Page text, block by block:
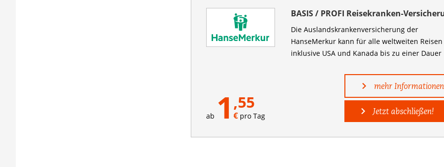
BASIS / PROFI Reisekranken-
Die Auslandskranken­versicherung der
HanseMerkur kann für alle weltweiten Reisen
inklusive USA und Kanada bis zu einer Dauer
ab 1 ,55
€ pro Tag
mehr Informationen
Jetzt abschließen!